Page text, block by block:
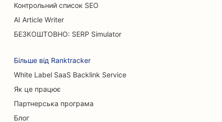
Контрольний список SEO
AI Article Writer
БЕЗКОШТОВНО: SERP Simulator
Більше від Ranktracker
White Label SaaS Backlink Service
Як це працює
Партнерська програма
Блог